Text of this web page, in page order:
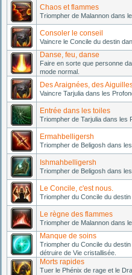
Chaos et flammes
Triompher de Malannon dans
Consoler le conseil
Vaincre le Concile du destin
Danse, feu, danse
Faire en sorte que personne
mode normal.
Des Araignées, des
Vaincre Tarjulia dans les
Entrée dans les toiles
Triompher de Tarjulia dans les
Ermahbelligersh
Triompher de Beligosh dans
Ishmahbelligersh
Triompher de Beligosh dans
Le Concile, c'est nous.
Triompher du Concile du
Le règne des flammes
Triompher de Malannon dans
Manque de soins
Triompher du Concile du
détruire de Vie cristallisée.
Morts rapides
Tuer le Phénix de rage et le